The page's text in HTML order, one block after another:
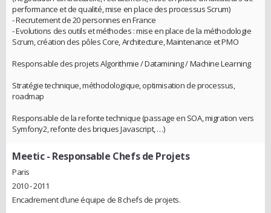
performance et de qualité, mise en place des processus Scrum)
- Recrutement de 20 personnes en France
- Evolutions des outils et méthodes : mise en place de la méthodologie
Scrum, création des pôles Core, Architecture, Maintenance et PMO
Responsable des projets Algorithmie / Datamining / Machine Learning
Stratégie technique, méthodologique, optimisation de processus,
roadmap
Responsable de la refonte technique (passage en SOA, migration vers
Symfony2, refonte des briques Javascript, …)
Meetic- Responsable Chefs de Projets
Paris
2010 - 2011
Encadrement d’une équipe de 8 chefs de projets.